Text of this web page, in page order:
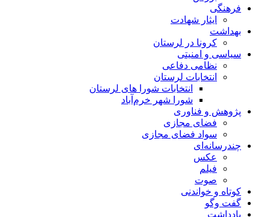
فرهنگی
ایثار شهادت
بهداشت
کرونا در لرستان
سیاسی و امنیتی
نظامی دفاعی
انتخابات لرستان
انتخابات شورا های لرستان
شورا شهر خرم‌آباد
پژوهش و فناوری
فضای مجازی
سواد فضای مجازی
چندرسانه‌ای
عكس
فیلم
صوت
کوتاه و خواندنی
گفت وگو
یادداشت